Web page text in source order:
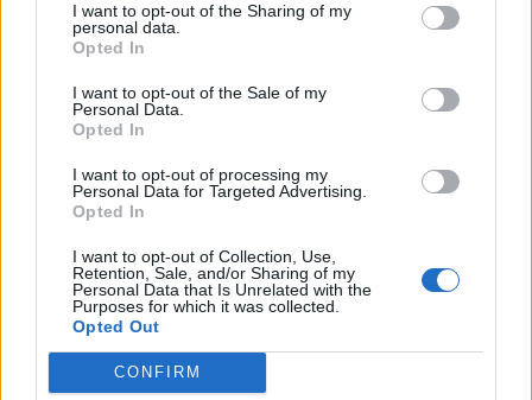
I want to opt-out of the Sharing of my
personal data.
Opted In
I want to opt-out of the Sale of my
Personal Data.
Opted In
I want to opt-out of processing my
Personal Data for Targeted Advertising.
Opted In
I want to opt-out of Collection, Use,
Retention, Sale, and/or Sharing of my
Personal Data that Is Unrelated with the
Purposes for which it was collected.
Opted Out
CONFIRM
Satser på Sting, øker
salget